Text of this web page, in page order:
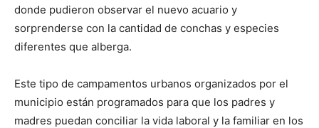
donde pudieron observar el nuevo acuario y
sorprenderse con la cantidad de conchas y especies
diferentes que alberga.
Este tipo de campamentos urbanos organizados por el
municipio están programados para que los padres y
madres puedan conciliar la vida laboral y la familiar en los